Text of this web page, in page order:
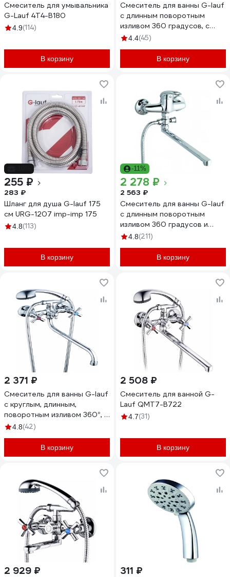
Смеситель для умывальника
G-Lauf 4T4-B180
4.9(114)
В корзину
Смеситель для ванны G-lauf
с длинным поворотным
изливом 360 градусов, с
душевой лейкой, хром QFR7-
4.4(45)
В корзину
255 ₽
283 ₽
Шланг для душа G-lauf 175
см URG-1207 imp-imp 175
4.8(113)
В корзину
-11%
2 278 ₽
2 563 ₽
Смеситель для ванны G-lauf
с длинным поворотным
изливом 360 градусов и
душевой лейкой, хром KLO6-
4.8(211)
В корзину
2 371 ₽
Смеситель для ванны G-lauf
с круглым, длинным,
поворотным изливом 360°, с
душевой лейкой, хром QFR7-
4.8(42)
В корзину
2 508 ₽
Смеситель для ванной G-
Lauf QMT7-B722
4.7(31)
В корзину
2 929 ₽ 311 ₽